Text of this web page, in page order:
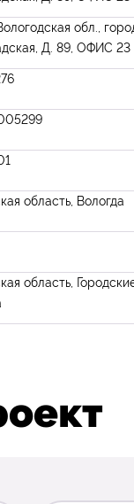
обл.,
Д. 89, ОФИС 23
область, Вологда
область,